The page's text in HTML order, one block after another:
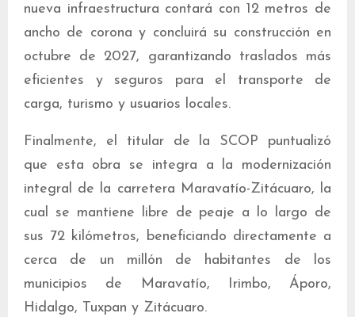
nueva infraestructura contará con 12 metros de
ancho de corona y concluirá su construcción en
octubre de 2027, garantizando traslados más
eficientes y seguros para el transporte de
carga, turismo y usuarios locales.
Finalmente, el titular de la SCOP puntualizó
que esta obra se integra a la modernización
integral de la carretera Maravatío-Zitácuaro, la
cual se mantiene libre de peaje a lo largo de
sus 72 kilómetros, beneficiando directamente a
cerca de un millón de habitantes de los
municipios de Maravatío, Irimbo, Áporo,
Hidalgo, Tuxpan y Zitácuaro.